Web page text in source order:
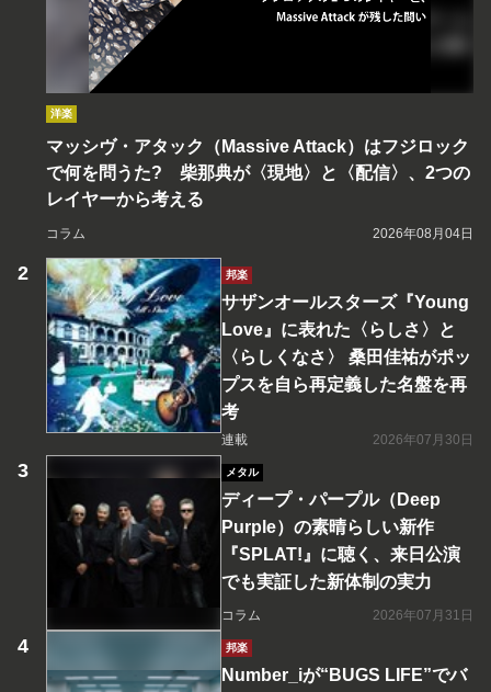
洋楽
マッシヴ・アタック（Massive Attack）はフジロック
で何を問うた? 柴那典が〈現地〉と〈配信〉、2つの
レイヤーから考える
コラム 2026年08月04日
邦楽
サザンオールスターズ『Young
Love』に表れた〈らしさ〉と
〈らしくなさ〉 桑田佳祐がポッ
プスを自ら再定義した名盤を再
考
連載 2026年07月30日
メタル
ディープ・パープル（Deep
Purple）の素晴らしい新作
『SPLAT!』に聴く、来日公演
でも実証した新体制の実力
コラム 2026年07月31日
邦楽
Number_iが“BUGS LIFE”でバ